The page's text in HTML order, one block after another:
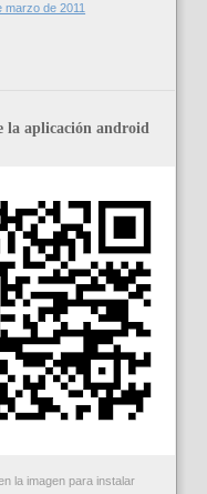
marzo de 2011
la aplicación android
la imagen para instalar